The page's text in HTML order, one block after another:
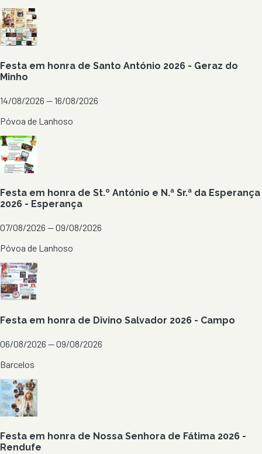
Festa em honra de Santo António 2026 - Geraz do
Minho
14/08/2026 — 16/08/2026
Póvoa de Lanhoso
Festa em honra de St.º António e N.ª Sr.ª da Esperança
2026 - Esperança
07/08/2026 — 09/08/2026
Póvoa de Lanhoso
Festa em honra de Divino Salvador 2026 - Campo
06/08/2026 — 09/08/2026
Barcelos
Festa em honra de Nossa Senhora de Fátima 2026 -
Rendufe